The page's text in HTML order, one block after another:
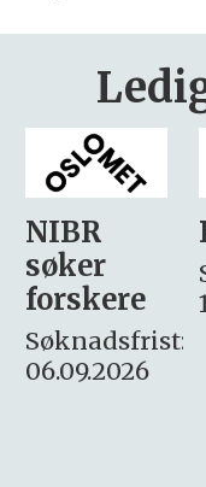
Rektor
Søknadsfrist:
15.09.2026